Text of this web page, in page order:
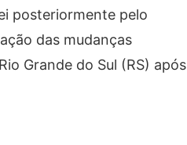
posteriormente pelo
das mudanças
Grande do Sul (RS) após